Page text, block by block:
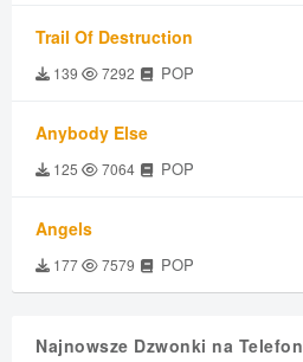
Trail Of Destruction
139 7292 POP
Anybody Else
125 7064 POP
Angels
177 7579 POP
Najnowsze Dzwonki na Telefon